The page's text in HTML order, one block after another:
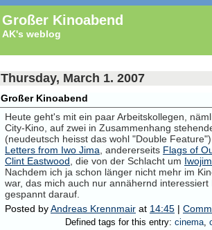
Großer Kinoabend
AK's weblog
Thursday, March 1. 2007
Großer Kinoabend
Heute geht's mit ein paar Arbeitskollegen,
City-Kino, auf zwei in Zusammenhang
(neudeutsch heisst das wohl "Double
Letters from Iwo Jima , andererseits Flags of
Clint Eastwood , die von der Schlacht um
Nachdem ich ja schon länger nicht mehr im
war, das mich auch nur annähernd
gespannt darauf.
Posted byAndreas Krennmair at 14:45 |
Defined tags for this entry: cinema,